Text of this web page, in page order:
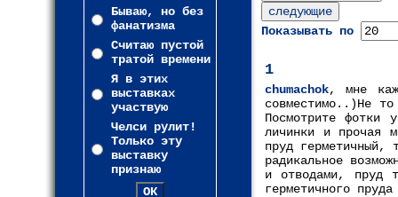
Бываю, но без
фанатизма
Считаю пустой
тратой времени
Я в этих
выставках
участвую
Челси рулит!
Только эту
выставку
признаю
Показывать по
1
chumachok, мне
совместимо..)Не
Посмотрите фотки
личинки и прочая
пруд герметичный,
радикальное
и отводами, пруд
герметичного